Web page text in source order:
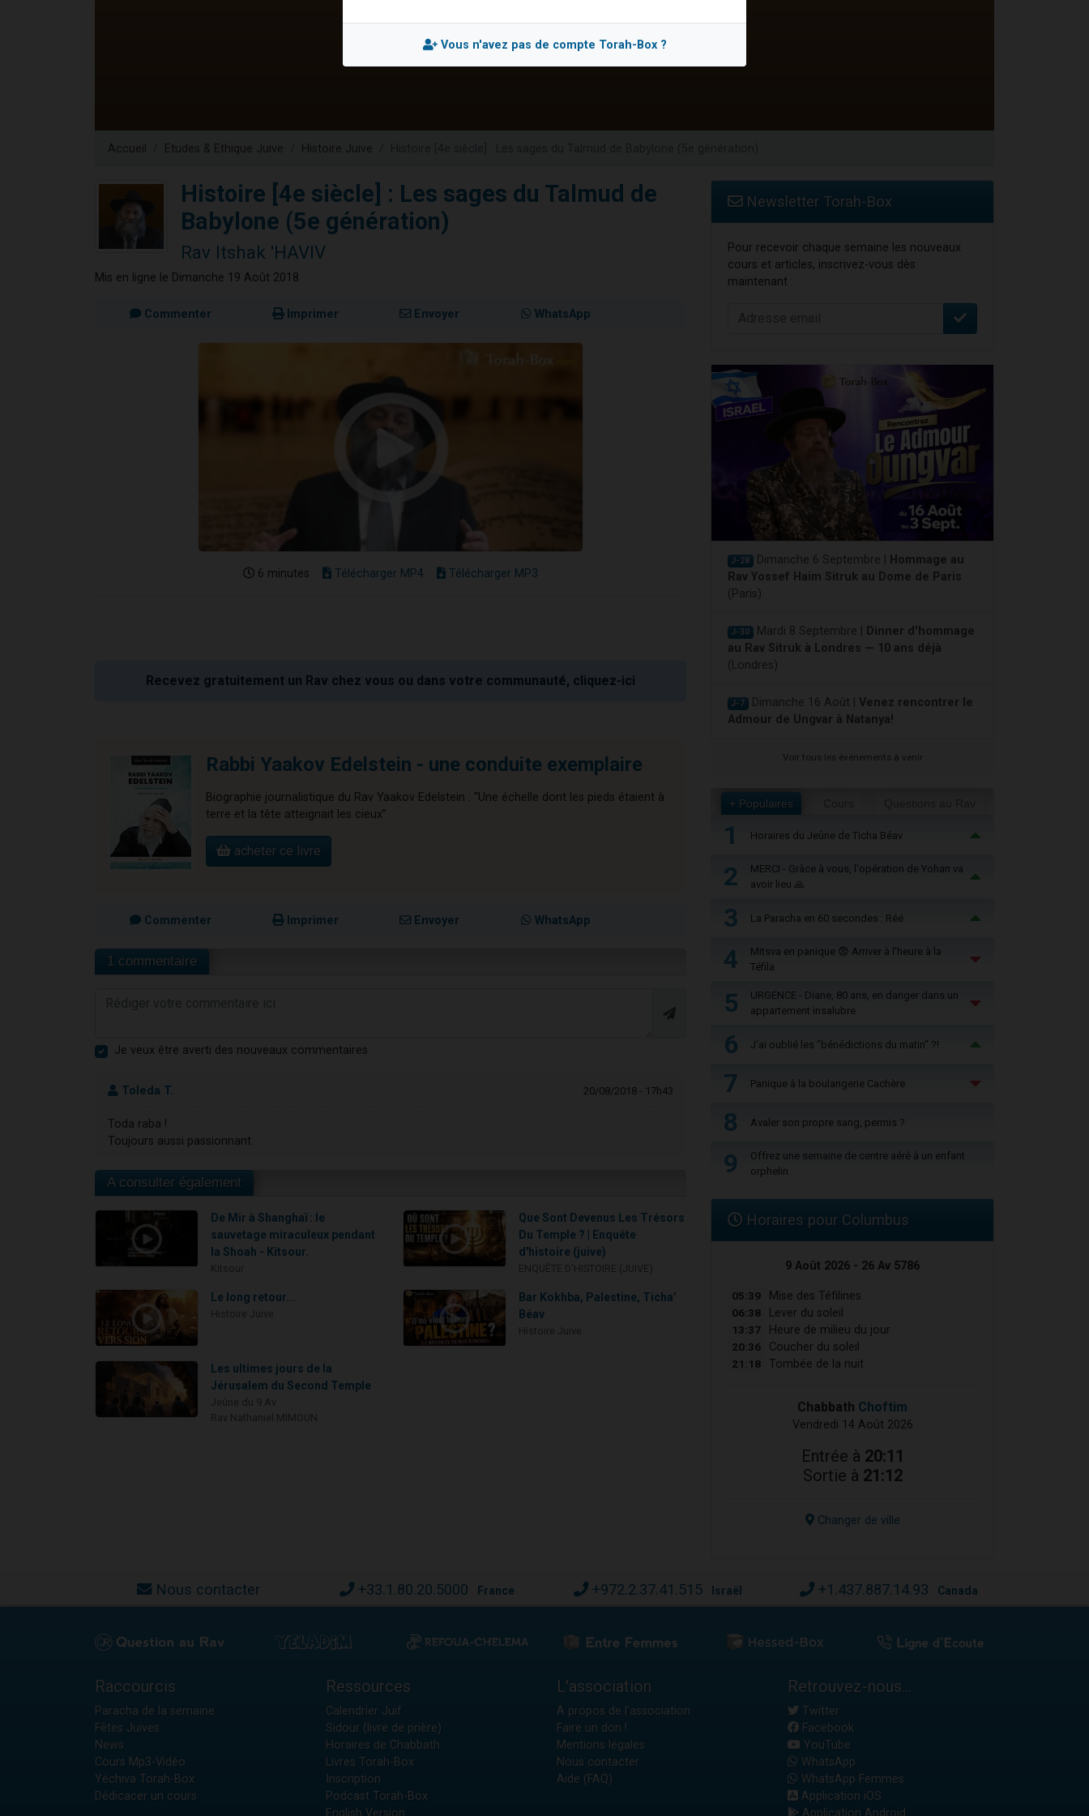
4 personnes viennent de nous rejoindre sur WhatsApp
Il reste 49 places pour étudier en groupe sur Zoom
Accueil Etudes & Ethique Juive Histoire Juive
Histoire [4e siècle] : Les sages du Talmud de
Babylone (5e génération)
Rav Itshak 'HAVIV
Mis en ligne le Dimanche 19 Août 2018
Commenter Imprimer Envoyer WhatsApp
6 minutes Télécharger MP4 Télécharger MP3
Recevez gratuitement un Rav chez vous ou dans votre communauté, cliquez-ici
Rabbi Yaakov Edelstein - une conduite exemplaire
Biographie journalistique du Rav Yaakov Edelstein : “Une échelle dont les pieds étaient à
terre et la tête atteignait les cieux”
acheter ce livre
Commenter Imprimer Envoyer WhatsApp
1 commentaire
Je veux être averti des nouveaux commentaires
Toleda T. 20/08/2018 - 17h43
Toda raba !
Toujours aussi passionnant.
A consulter également
De Mir à Shanghaï : le
sauvetage miraculeux pendant
la Shoah - Kitsour.
Que Sont Devenus Les Trésors
Du Temple ? | Enquête
d'histoire (juive)
Le long retour...
Bar Kokhba, Palestine, Ticha’
Béav
Les ultimes jours de la
Jérusalem du Second Temple
Newsletter Torah-Box
Pour recevoir chaque semaine les nouveaux
cours et articles, inscrivez-vous dès
maintenant :
J-28 Dimanche 6 Septembre |
Hommage au
Rav Yossef Haim Sitruk au Dome de Paris
(Paris)
J-30 Mardi 8 Septembre |
Dinner d'hommage
au Rav Sitruk à Londres — 10 ans déjà
(Londres)
J-7 Dimanche 16 Août | Venez rencontrer le
Admour de Ungvar à Natanya!
Voir tous les événements à venir
+ Populaires
1 Horaires du Jeûne de Ticha Béav
2
MERCI - Grâce à vous, l'opération de Yohan va
avoir lieu 🙏
3 La Paracha en 60 secondes : Réé
4
Mitsva en panique 😨 Arriver à l'heure à la
Téfila
5
URGENCE - Diane, 80 ans, en danger dans un
appartement insalubre
6 J'ai oublié les "bénédictions du matin" ?!
7 Panique à la boulangerie Cachère
8 Avaler son propre sang, permis ?
9
Offrez une semaine de centre aéré à un enfant
orphelin
Horaires pour Columbus
9 Août 2026 - 26 Av 5786
05:39 Mise des Téfilines
06:38 Lever du soleil
13:37 Heure de milieu du jour
20:36 Coucher du soleil
21:18 Tombée de la nuit
Chabbath Choftim
Vendredi 14 Août 2026
Entrée à 20:11
Sortie à 21:12
Changer de ville
Nous contacter +33.1.80.20.5000 France +972.2.37.41.515 Israël +1.437.887.14.93 Canada
Raccourcis
Paracha de la semaine
Fêtes Juives
News
Cours Mp3-Vidéo
Yéchiva Torah-Box
Dédicacer un cours
Ressources
Calendrier Juif
Sidour (livre de prière)
Horaires de Chabbath
Livres Torah-Box
Inscription
Podcast Torah-Box
English Version
L'association
A propos de l'association
Faire un don !
Mentions légales
Nous contacter
Aide (FAQ)
Retrouvez-nous...
Twitter
Facebook
YouTube
WhatsApp
WhatsApp Femmes
Application iOS
Application Android
Vous n'avez pas de compte Torah-Box ?